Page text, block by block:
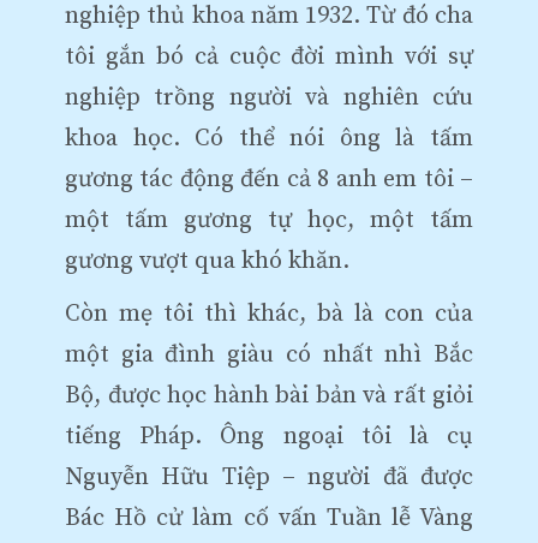
nghiệp thủ khoa năm 1932. Từ đó cha
tôi gắn bó cả cuộc đời mình với sự
nghiệp trồng người và nghiên cứu
khoa học. Có thể nói ông là tấm
gương tác động đến cả 8 anh em tôi –
một tấm gương tự học, một tấm
gương vượt qua khó khăn.
Còn mẹ tôi thì khác, bà là con của
một gia đình giàu có nhất nhì Bắc
Bộ, được học hành bài bản và rất giỏi
tiếng Pháp. Ông ngoại tôi là cụ
Nguyễn Hữu Tiệp – người đã được
Bác Hồ cử làm cố vấn Tuần lễ Vàng